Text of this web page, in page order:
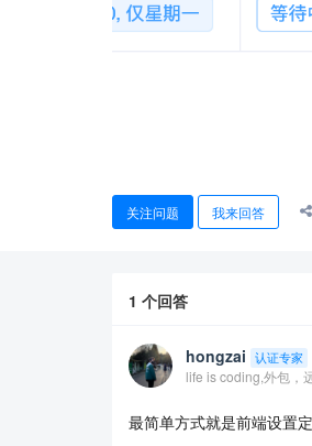
关注问题 我来回答
1 个回答
hongzai 认证专家
life is coding,外包，
最简单方式就是前端设置